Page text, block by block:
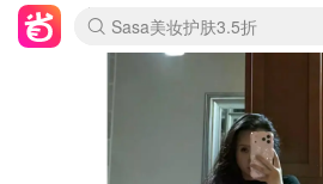
lululemon折扣上新
Sasa美妆护肤3.5折
SSENSE年中3折
FreshBeauty好价汇总
Cettire降价+叠9折
Farfetch折上8折
WWS Coles超市实拍
viagogo二手票捡漏
Myer清仓1折起
The Outnet奢牌1折起
David Jones 3折起
Flannels大牌1折
Perfumes Club护肤1折
AMIRO返校季6.2折
Oweek抽奖送Airpods
Amazon折扣汇总
eToro入金$200送$50
Amazon数码好物
ICONIC本周7.5折
ThedoubleF高奢地板价
Moose Knuckles 6折
丝芙兰5折起
EUFY官网3.7折起
Selenichast首饰2折
Trip机票酒店促销
YSL送5件彩妆礼
Amazon家居好物
BIGBANG巡演开票
David Jones时尚3折
Amazon美妆护肤
雅漾大喷$8
过敏原检测盒$33
伊索独家赠50ml沐浴露
科颜氏清仓3折
SEALIFE海洋馆门票6折
丝塔芙大白罐$16
订阅Newsletter送香薰
Cult Beauty 6.8折
Harrods圣诞日历2.3折
LN-CC奢牌私促3折
d'Alba空姐喷雾$16
EVE LOM套装逆天2折
Bernardelli独家4折
Adore Beauty 6折起
CT圣诞日历
Mytheresa奢品2.7折
Luxury Escapes 9折
Currentbody美容仪9折
卡诗9折+赠4件礼
MOON Garden Live
ALLSAINTS美衣3折
Roborock扫地机3.7折
Tingo Life水杯$24
Valentino官网5折
CR洗发护发6.3折